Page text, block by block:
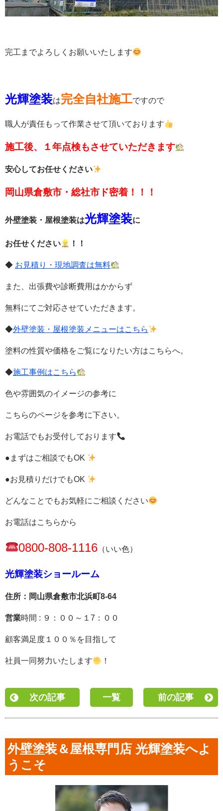
完工までよろしくお願いいたします
光輝塗装は完全自社施工ですので
職人が責任もって作業させて頂いております
施工後、１年点検もさせていただきます
安心してお任せください
岡山県倉敷市・総社市ド密着！！！
外壁塗装・屋根塗装は光輝塗装に
お任せください ！！
◆ お見積り・現地調査は無料
また、出張費や診断費用はかからず
無料にてご対応させていただきます。
◆外壁塗装・屋根塗装メニューはこちら
塗料の性質や価格をご覧になりたい方はこちらへ。
◆施工事例はこちら
色や雰囲気のイメージの参考に
こちらのページを参考に下さい。
お電話でもお受付しております
●まずはご相談でもOK
●お見積りだけでもOK
どんなことでもお気軽にご相談ください
お電話はこちらから
0800-808-1116 （いい色）
光輝塗装ショールーム
住所：岡山県倉敷市北浜町8-64
営業時間 : ９：００～１7：００
顧客満足度１００％を目指して
社員一同努力いたし ます ！
次の記事 一覧 前の記事
外壁塗装＆屋根専門店 光輝塗装へよ
うこそ